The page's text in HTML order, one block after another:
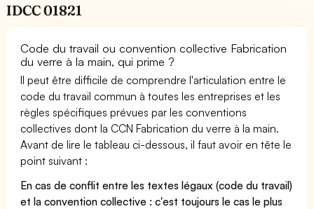
IDCC 01821
Code du travail ou convention collective Fabrication
du verre à la main, qui prime ?
Il peut être difficile de comprendre l'articulation entre le
code du travail commun à toutes les entreprises et les
règles spécifiques prévues par les conventions
collectives dont la CCN Fabrication du verre à la main.
Avant de lire le tableau ci-dessous, il faut avoir en tête le
point suivant :
En cas de conflit entre les textes légaux (code du travail)
et la convention collective : c'est toujours le cas le plus